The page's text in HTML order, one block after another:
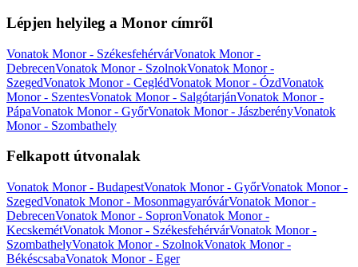
Lépjen helyileg a Monor címről
Vonatok Monor - SzékesfehérvárVonatok Monor -
DebrecenVonatok Monor - SzolnokVonatok Monor -
SzegedVonatok Monor - CeglédVonatok Monor - ÓzdVonatok
Monor - SzentesVonatok Monor - SalgótarjánVonatok Monor -
PápaVonatok Monor - GyőrVonatok Monor - JászberényVonatok
Monor - Szombathely
Felkapott útvonalak
Vonatok Monor - BudapestVonatok Monor - GyőrVonatok Monor -
SzegedVonatok Monor - MosonmagyaróvárVonatok Monor -
DebrecenVonatok Monor - SopronVonatok Monor -
KecskemétVonatok Monor - SzékesfehérvárVonatok Monor -
SzombathelyVonatok Monor - SzolnokVonatok Monor -
BékéscsabaVonatok Monor - Eger